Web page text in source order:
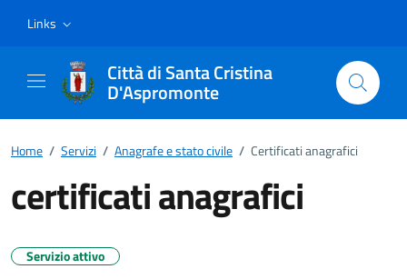
Links
Città di Santa Cristina
D'Aspromonte
Home / Servizi / Anagrafe e stato civile / Certificati anagrafici
certificati anagrafici
Servizio attivo